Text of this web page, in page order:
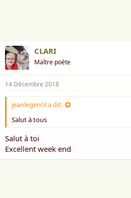
CLARI
Maître poète
14 Décembre 2018
jeanlegentil a dit:
Salut à tous
Salut à toi
Excellent week end